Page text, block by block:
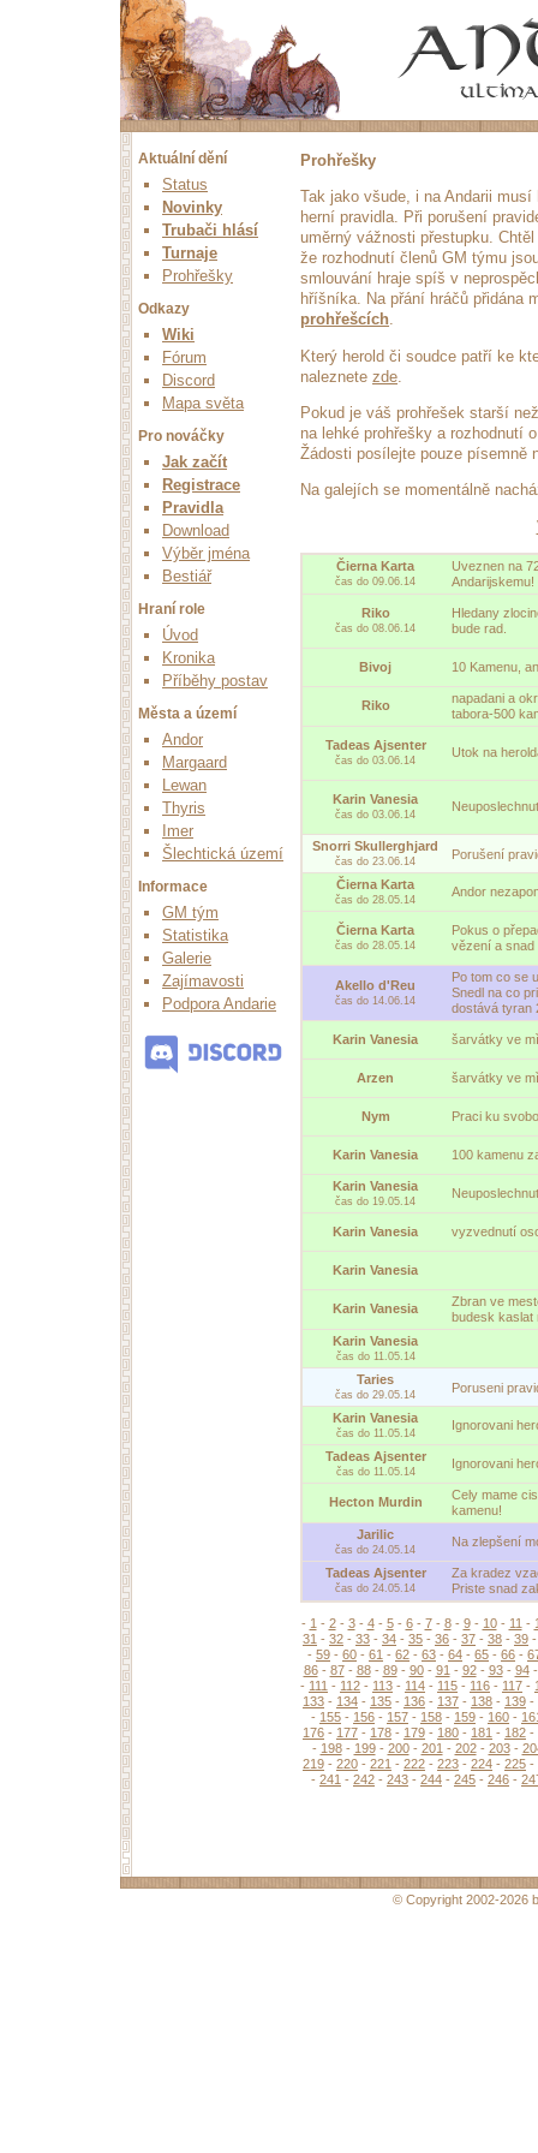
Aktuální dění
Status
Novinky
Trubači hlásí
Turnaje
Prohřešky
Odkazy
Wiki
Fórum
Discord
Mapa světa
Pro nováčky
Jak začít
Registrace
Pravidla
Download
Výběr jména
Bestiář
Hraní role
Úvod
Kronika
Příběhy postav
Města a území
Andor
Margaard
Lewan
Thyris
Imer
Šlechtická území
Informace
GM tým
Statistika
Galerie
Zajímavosti
Podpora Andarie
Prohřešky
Tak jako všude, i na Andarii musí
herní pravidla. Při porušení
uměrný vážnosti přestupku.
že rozhodnutí členů GM týmu
smlouvání hraje spíš v
hříšníka. Na přání hráčů přidána
prohřešcích.
Který herold či soudce patří ke
naleznete zde
Pokud je váš prohřešek starší
na lehké prohřešky a rozhodnutí
Žádosti posílejte pouze písemně
Na galejích se momentálně
Čierna Karta
čas do 09.06.14
Uveznen na
Andarijskemu!
Riko
čas do 08.06.14
Hledany
bude rad.
Bivoj 10 Kamenu,
Riko
napadani a
tabora-500
Tadeas Ajsenter
čas do 03.06.14
Utok na
Karin Vanesia
čas do 03.06.14
Snorri Skullerghjard
čas do 23.06.14 Porušení
Čierna Karta
čas do 28.05.14
Andor
Čierna Karta
čas do 28.05.14
Pokus o
vězení a snad
Akello d'Reu
čas do 14.06.14
Po tom co se
Snedl na co
dostává tyran
Karin Vanesia šarvátky ve
Arzen šarvátky ve
Nym Praci ku
Karin Vanesia 100 kamenu
Karin Vanesia
čas do 19.05.14
Karin Vanesia vyzvednutí
Karin Vanesia
Karin Vanesia
Zbran ve
budesk kaslat
Karin Vanesia
čas do 11.05.14
Taries
čas do 29.05.14 Poruseni
Karin Vanesia
čas do 11.05.14
Ignorovani
Tadeas Ajsenter
čas do 11.05.14
Ignorovani
Hecton Murdin
Cely mame
kamenu!
Jarilic
čas do 24.05.14
Na zlepšení
Tadeas Ajsenter
čas do 24.05.14
Za kradez
Priste snad
- 1 - 2- 3- 4- 5- 6- 7- 8- 9- 10- 11 -
31 - 32 - 33 - 34 - 35 - 36 - 37 - 38 - 39
- 59 - 60 - 61 - 62 - 63 - 64 - 65 - 66 -
86- 87- 88- 89- 90- 91 - 92- 93- 94
- 111 - 112 - 113 - 114 - 115 - 116 - 117 -
133 - 134 - 135 - 136 - 137 - 138 - 139 -
- 155 - 156 - 157 - 158 - 159 - 160 -
176 - 177 - 178 - 179 - 180 - 181 - 182 -
- 198- 199- 200- 201 - 202- 203-
219 - 220 - 221 - 222 - 223 - 224 - 225 -
- 241 - 242 - 243 - 244 - 245 - 246 -
© Copyright 2002-2026